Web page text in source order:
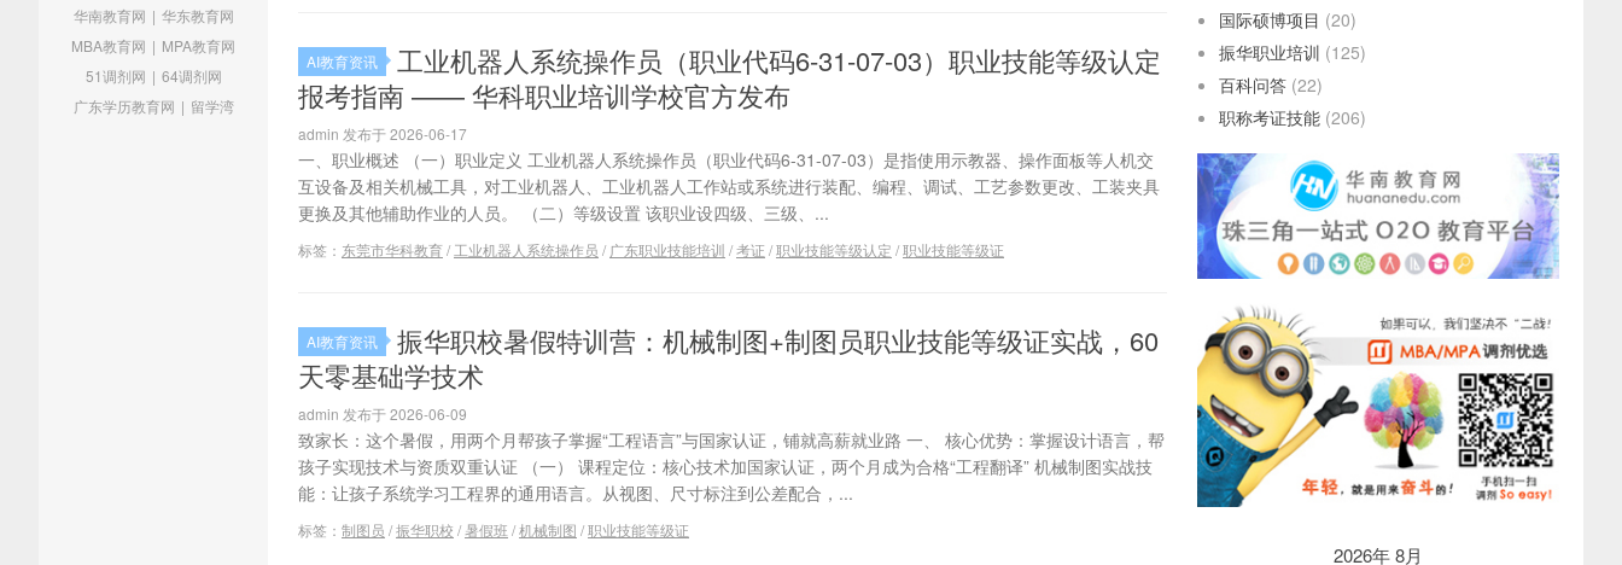
华南教育网 | 华东教育网
MBA教育网 | MPA教育网
51调剂网 | 64调剂网
广东学历教育网 | 留学湾
AI教育资讯
工业机器人系统操作员（职业代码6-31-07-03）职业技能等级认定
报考指南 —— 华科职业培训学校官方发布
admin 发布于 2026-06-17
一、职业概述 （一）职业定义 工业机器人系统操作员（职业代码6-31-07-03）是指使用示教器、操作面板等人机交
互设备及相关机械工具，对工业机器人、工业机器人工作站或系统进行装配、编程、调试、工艺参数更改、工装夹具
更换及其他辅助作业的人员。 （二）等级设置 该职业设四级、三级、...
标签： 东莞市华科教育/ 工业机器人系统操作员 / 广东职业技能培训 /考证 /职业技能等级认定 /职业技能等级证
AI教育资讯
振华职校暑假特训营：机械制图+制图员职业技能等级证实战，60
天零基础学技术
admin 发布于 2026-06-09
致家长：这个暑假，用两个月帮孩子掌握“工程语言”与国家认证，铺就高薪就业路 一、 核心优势：掌握设计语言，帮
孩子实现技术与资质双重认证 （一） 课程定位：核心技术加国家认证，两个月成为合格“工程翻译” 机械制图实战技
能：让孩子系统学习工程界的通用语言。从视图、尺寸标注到公差配合，...
标签： 制图员 /振华职校 /暑假班 /机械制图 /职业技能等级证
国际硕博项目 (20)
振华职业培训 (125)
百科问答 (22)
职称考证技能 (206)
2026年 8月